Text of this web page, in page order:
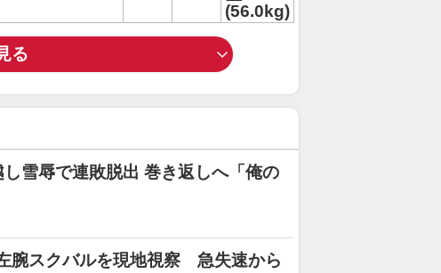
(56.0kg)
る
し雪辱で連敗脱出 巻き返しへ「俺の
腕スクバルを現地視察 急失速から